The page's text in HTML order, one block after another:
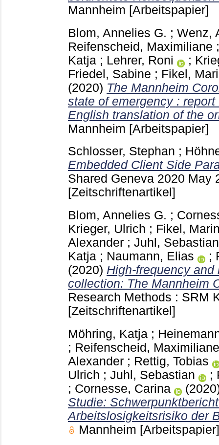
Mannheim [Arbeitspapier]
Blom, Annelies G. ; Wenz,
Reifenscheid, Maximiliane
Katja ; Lehrer, Roni ;
Friedel, Sabine ; Fikel,
(2020) The Mannheim
state of emergency :
English translation of the
Mannheim [Arbeitspapier]
Schlosser, Stephan ;
Embedded Client Side
Shared Geneva 2020 May
[Zeitschriftenartikel]
Blom, Annelies G. ;
Krieger, Ulrich ; Fikel,
Alexander ; Juhl, Sebastian
Katja ; Naumann, Elias ;
(2020) High-frequency
collection: The Mannheim
Research Methods : SRM
[Zeitschriftenartikel]
Möhring, Katja ;
; Reifenscheid, Maximiliane
Alexander ; Rettig, Tobias
Ulrich ; Juhl, Sebastian ;
; Cornesse, Carina
Studie:
Arbeitslosigkeitsrisiko der
Mannheim [Arbeitspapier]